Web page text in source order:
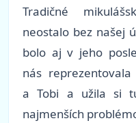
Tradičné
neostalo bez našej
bolo aj v jeho
nás
a Tobi a užila si
najmenších